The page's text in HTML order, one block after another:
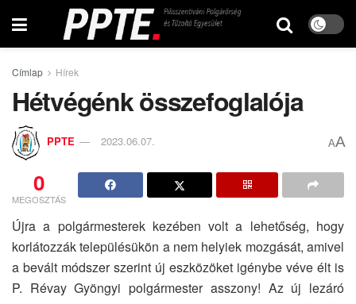
Címlap Hírek
Hétvégénk összefoglalója
PPTE 2023.06.07. AA
0
MEGOSZTÁS
Újra a polgármesterek kezében volt a lehetőség, hogy
korlátozzák településükön a nem helyiek mozgását, amivel
a bevált módszer szerint új eszközöket igénybe véve élt is
P. Révay Gyöngyi polgármester asszony! Az új lezáró